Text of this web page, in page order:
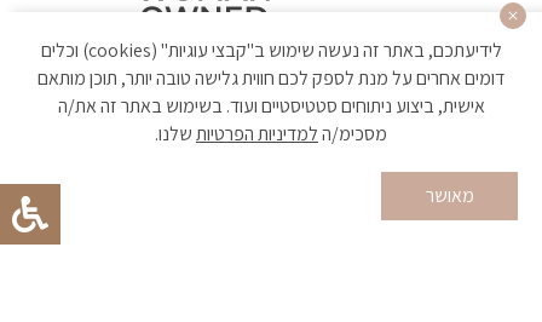
הקניה באתר מאובטחת ועומדת בתקן האבטחה הגבוה ביותר
לידיעתכם, באתר זה נעשה שימוש ב"קבצי עוגיות" (cookies) וכלים
דומים אחרים על מנת לספק לכם חווית גלישה טובה יותר, תוכן מותאם
אישית, ביצוע ניתוחים סטטיסטיים ועוד. בשימוש באתר זה את/ה
מסכימ/הלמדיניות הפרטיותשלנו.
מאושר